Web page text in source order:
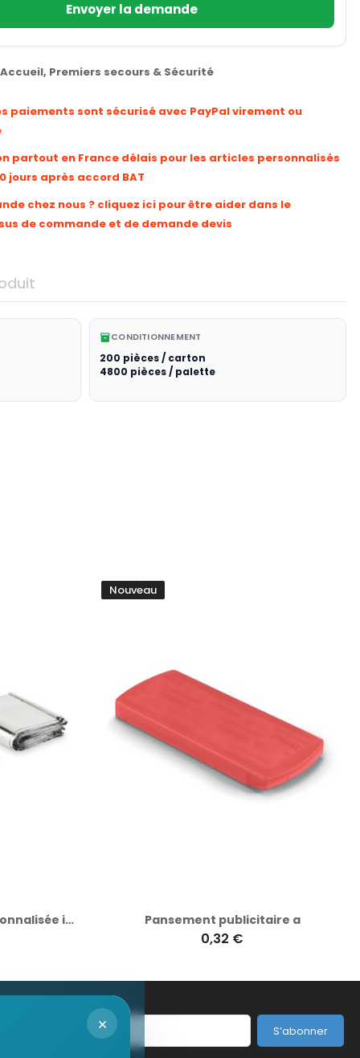
Envoyer la demande
Accueil, Premiers secours & Sécurité
paiements sont sécurisé avec PayPal virement ou
partout en France délais pour les articles personnalisés
jours après accord BAT
chez nous ? cliquez ici pour être aider dans le
de commande et de demande devis
inventory_2CONDITIONNEMENT
200 pièces / carton
4800 pièces / palette
Couverture d'urgence personnalisée idéale pour survie - HELP
Nouveau
Pansement publicitaire a
0,32 €
× S’abonner